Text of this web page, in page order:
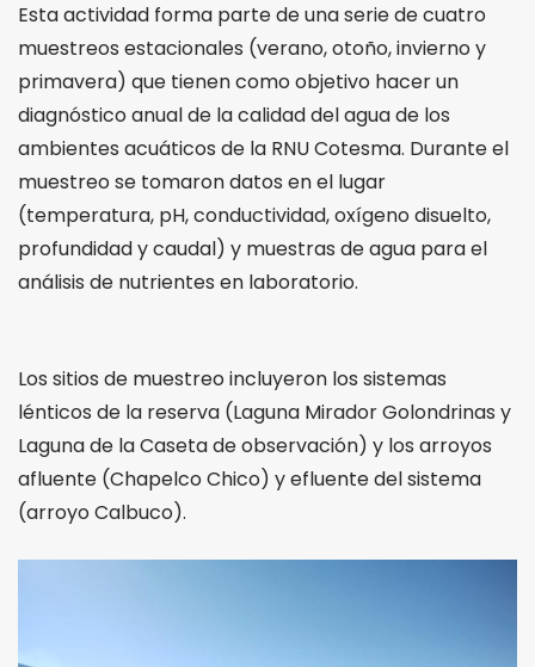
Esta actividad forma parte de una serie de cuatro
muestreos estacionales (verano, otoño, invierno y
primavera) que tienen como objetivo hacer un
diagnóstico anual de la calidad del agua de los
ambientes acuáticos de la RNU Cotesma. Durante el
muestreo se tomaron datos en el lugar
(temperatura, pH, conductividad, oxígeno disuelto,
profundidad y caudal) y muestras de agua para el
análisis de nutrientes en laboratorio.
Los sitios de muestreo incluyeron los sistemas
lénticos de la reserva (Laguna Mirador Golondrinas y
Laguna de la Caseta de observación) y los arroyos
afluente (Chapelco Chico) y efluente del sistema
(arroyo Calbuco).